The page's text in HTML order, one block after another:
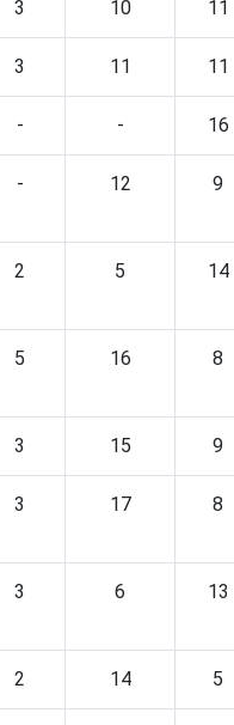
3 10 11
3 11 11
- - 16
- 12 9
2 5 14
5 16 8
3 15 9
3 17 8
3 6 13
2 14 5